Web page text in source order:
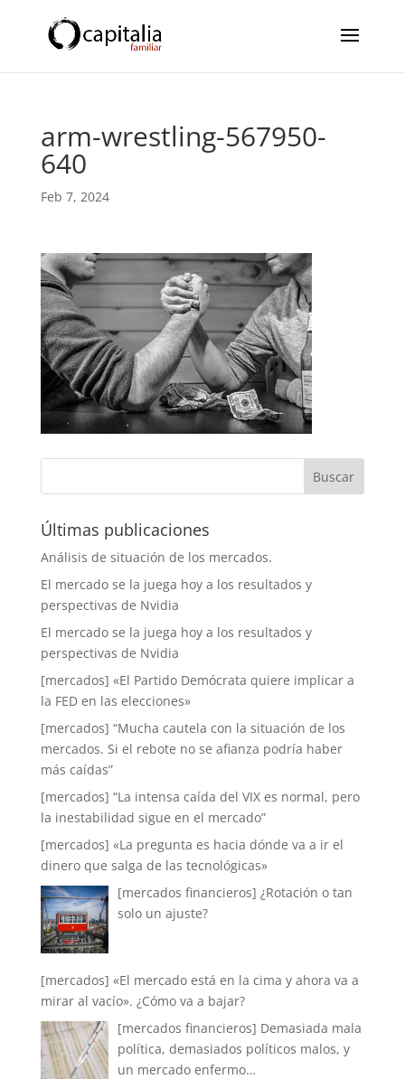
arm-wrestling-567950-
640
Feb 7, 2024
Últimas publicaciones
Análisis de situación de los mercados.
El mercado se la juega hoy a los resultados y
perspectivas de Nvidia
El mercado se la juega hoy a los resultados y
perspectivas de Nvidia
[mercados] «El Partido Demócrata quiere implicar a
la FED en las elecciones»
[mercados] “Mucha cautela con la situación de los
mercados. Si el rebote no se afianza podría haber
más caídas”
[mercados] “La intensa caída del VIX es normal, pero
la inestabilidad sigue en el mercado”
[mercados] «La pregunta es hacia dónde va a ir el
dinero que salga de las tecnológicas»
[mercados financieros] ¿Rotación o tan
solo un ajuste?
[mercados] «El mercado está en la cima y ahora va a
mirar al vacío». ¿Cómo va a bajar?
[mercados financieros] Demasiada mala
política, demasiados políticos malos, y
un mercado enfermo…